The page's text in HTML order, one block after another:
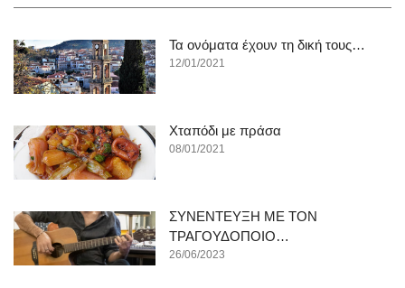
Τα ονόματα έχουν τη δική τους…
12/01/2021
Χταπόδι με πράσα
08/01/2021
ΣΥΝΕΝΤΕΥΞΗ ΜΕ ΤΟΝ
ΤΡΑΓΟΥΔΟΠΟΙΟ…
26/06/2023